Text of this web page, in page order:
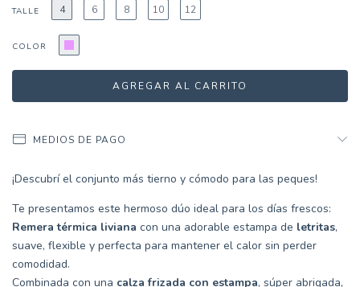
TALLE 4 6 8 10 12
COLOR
MEDIOS DE PAGO
¡Descubrí el conjunto más tierno y cómodo para las peques!
Te presentamos este hermoso dúo ideal para los días frescos:
Remera térmica liviana con una adorable estampa de letritas,
suave, flexible y perfecta para mantener el calor sin perder
comodidad.
Combinada con una calza frizada con estampa, súper abrigada,